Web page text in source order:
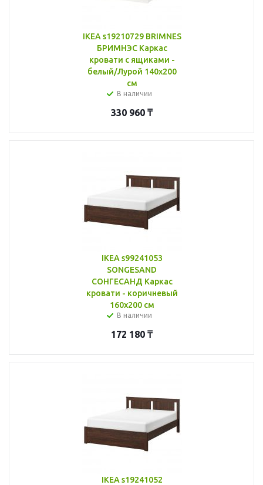
IKEA s19210729 BRIMNES
БРИМНЭС Каркас
кровати с ящиками -
белый/Лурой 140x200
см
В наличии
330 960 ₸
IKEA s99241053
SONGESAND
СОНГЕСАНД Каркас
кровати - коричневый
160x200 см
В наличии
172 180 ₸
IKEA s19241052